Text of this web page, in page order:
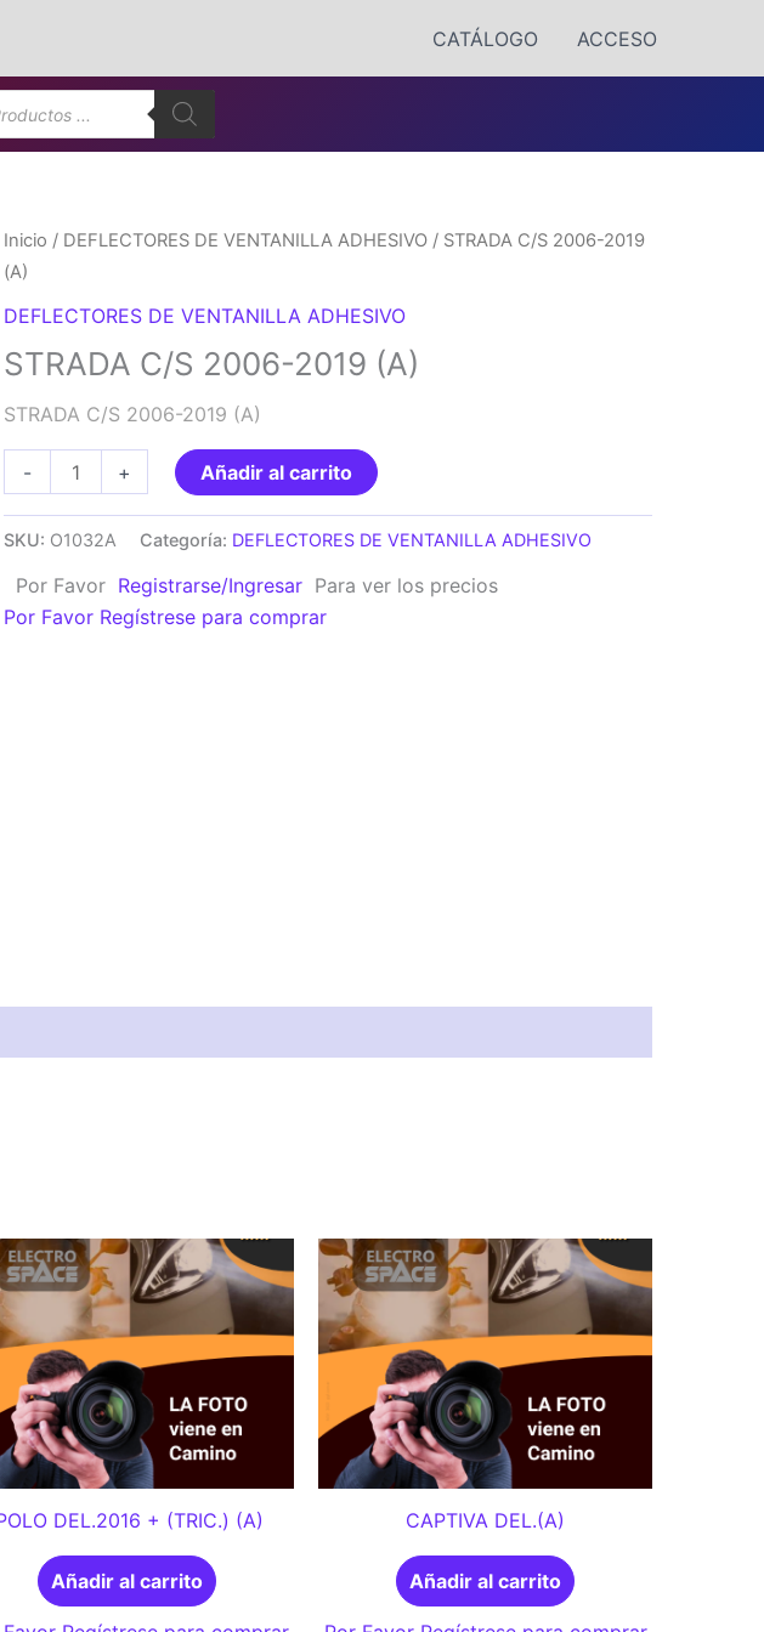
CATÁLOGO ACCESO
Inicio / DEFLECTORES DE VENTANILLA ADHESIVO / STRADA C/S 2006-2019
(A)
DEFLECTORES DE VENTANILLA ADHESIVO
STRADA C/S 2006-2019 (A)
STRADA C/S 2006-2019 (A)
-
STRADA
C/S
(A)
cantidad
+ Añadir al carrito
SKU: O1032A Categoría: DEFLECTORES DE VENTANILLA ADHESIVO
Por Favor Registrarse/Ingresar Para ver los precios
Por Favor Regístrese para comprar
DEL.2016 + (TRIC.) (A)
Añadir al carrito
CAPTIVA DEL.(A)
Añadir al carrito